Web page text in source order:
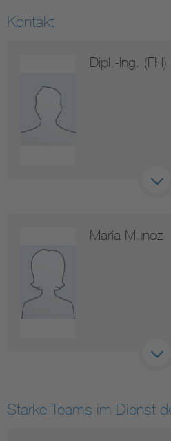
Circular Economy für mehr
Cybersecurity in der
DIN VDE 0100 für sichere
Kontakt
Dipl.-Ing.
Maria Munoz
Starke Teams im Dienst